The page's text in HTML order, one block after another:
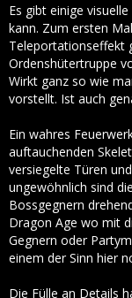
Es gibt einige
kann. Zum ersten
Teleportationseffekt
Ordenshütertruppe
Wirkt ganz so wie
vorstellt. Ist auch
Ein wahres
auftauchenden
versiegelte Türen
ungewöhnlich sind
Bossgegnern
Dragon Age wo mit
Gegnern oder
einem der Sinn hier
Die Fülle an Details